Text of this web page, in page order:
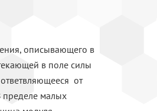
описывающего в
в поле силы
от
пределе малых